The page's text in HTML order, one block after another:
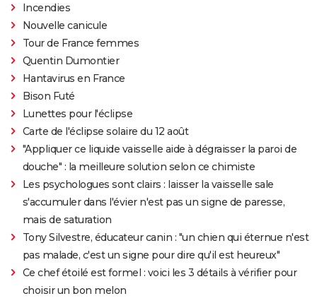
Incendies
Nouvelle canicule
Tour de France femmes
Quentin Dumontier
Hantavirus en France
Bison Futé
Lunettes pour l'éclipse
Carte de l'éclipse solaire du 12 août
"Appliquer ce liquide vaisselle aide à dégraisser la paroi de
douche" : la meilleure solution selon ce chimiste
Les psychologues sont clairs : laisser la vaisselle sale
s'accumuler dans l'évier n'est pas un signe de paresse,
mais de saturation
Tony Silvestre, éducateur canin : "un chien qui éternue n'est
pas malade, c'est un signe pour dire qu'il est heureux"
Ce chef étoilé est formel : voici les 3 détails à vérifier pour
choisir un bon melon